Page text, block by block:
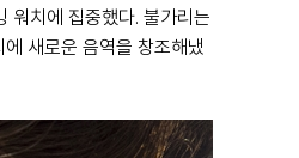
워치에 집중했다. 불가리는
새로운 음역을 창조해냈